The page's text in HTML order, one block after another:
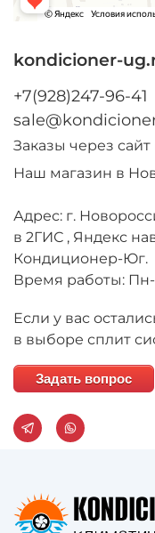
kondicioner-
+7(928)247-96-41
Заказы через
Наш магазин в
Адрес: г.
в 2ГИС , Яндекс
Кондиционер-Юг.
Время работы: Пн-
Если у вас
в выборе сплит
Задать вопрос